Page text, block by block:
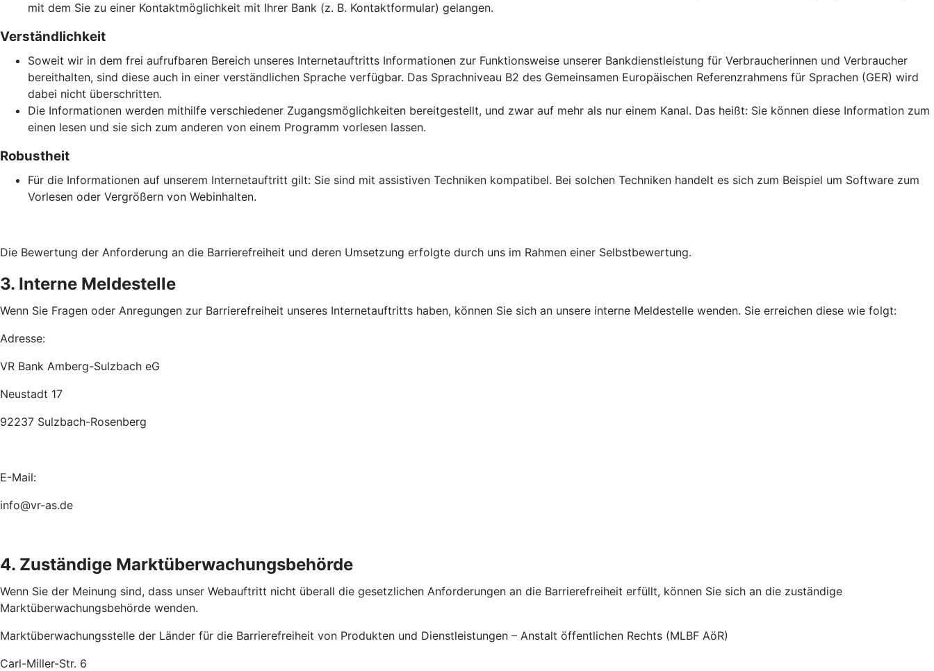
mit dem Sie zu einer Kontaktmöglichkeit mit Ihrer Bank (z. B. Kontaktformular) gelangen.
Verständlichkeit
Soweit wir in dem frei aufrufbaren Bereich unseres Internetauftritts Informationen zur Funktionsweise unserer Bankdienstleistung für Verbraucherinnen und Verbraucher
bereithalten, sind diese auch in einer verständlichen Sprache verfügbar. Das Sprachniveau B2 des Gemeinsamen Europäischen Referenzrahmens für Sprachen (GER) wird
dabei nicht überschritten.
Die Informationen werden mithilfe verschiedener Zugangsmöglichkeiten bereitgestellt, und zwar auf mehr als nur einem Kanal. Das heißt: Sie können diese Information zum
einen lesen und sie sich zum anderen von einem Programm vorlesen lassen.
Robustheit
Für die Informationen auf unserem Internetauftritt gilt: Sie sind mit assistiven Techniken kompatibel. Bei solchen Techniken handelt es sich zum Beispiel um Software zum
Vorlesen oder Vergrößern von Webinhalten.
Die Bewertung der Anforderung an die Barrierefreiheit und deren Umsetzung erfolgte durch uns im Rahmen einer Selbstbewertung.
3. Interne Meldestelle
Wenn Sie Fragen oder Anregungen zur Barrierefreiheit unseres Internetauftritts haben, können Sie sich an unsere interne Meldestelle wenden. Sie erreichen diese wie folgt:
Adresse:
VR Bank Amberg-Sulzbach eG
Neustadt 17
92237 Sulzbach-Rosenberg
E-Mail:
info@vr-as.de
4. Zuständige Marktüberwachungsbehörde
Wenn Sie der Meinung sind, dass unser Webauftritt nicht überall die gesetzlichen Anforderungen an die Barrierefreiheit erfüllt, können Sie sich an die zuständige
Marktüberwachungsbehörde wenden.
Marktüberwachungsstelle der Länder für die Barrierefreiheit von Produkten und Dienstleistungen – Anstalt öffentlichen Rechts (MLBF AöR)
Carl-Miller-Str. 6